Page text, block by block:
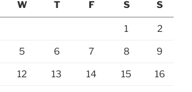
W T F S S
1 2
5 6 7 8 9
12 13 14 15 16